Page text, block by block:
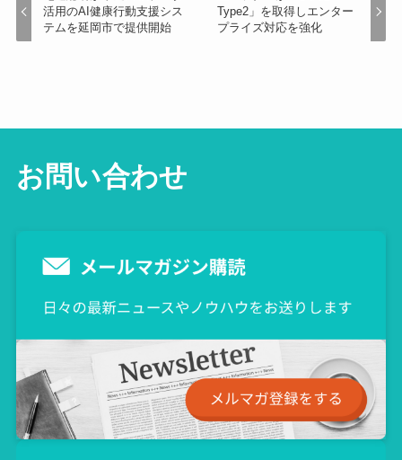
活用のAI健康行動支援シス
テムを延岡市で提供開始
Type2」を取得しエンター
プライズ対応を強化
お問い合わせ